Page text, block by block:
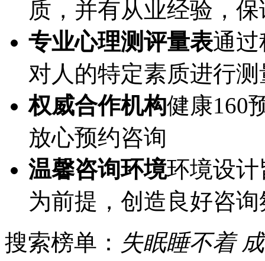
质，并有从业经验，
专业心理测评量表通
对人的特定素质进行
权威合作机构健康160
放心预约咨询
温馨咨询环境环境设
为前提，创造良好咨
搜索榜单： 失眠睡不着